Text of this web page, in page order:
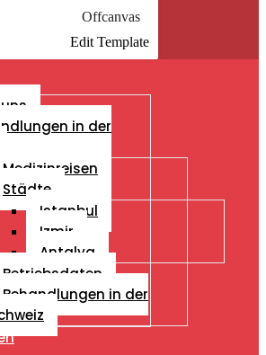
Offcanvas
Edit Template
in der
Medizinreisen
Städte
Istanbul
Izmir
Antalya
Betriebsdaten
Behandlungen in der